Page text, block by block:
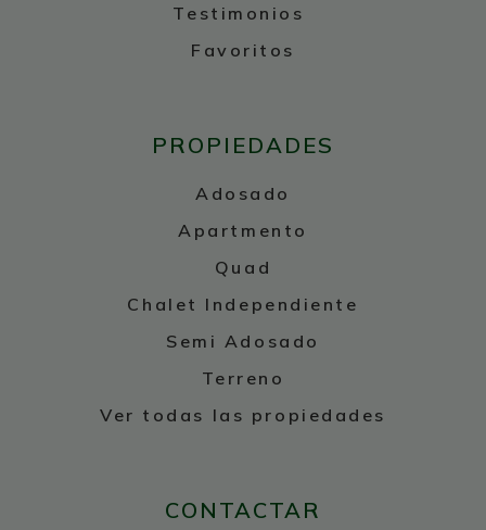
Testimonios
Favoritos
PROPIEDADES
Adosado
Apartmento
Quad
Chalet Independiente
Semi Adosado
Terreno
Ver todas las propiedades
CONTACTAR